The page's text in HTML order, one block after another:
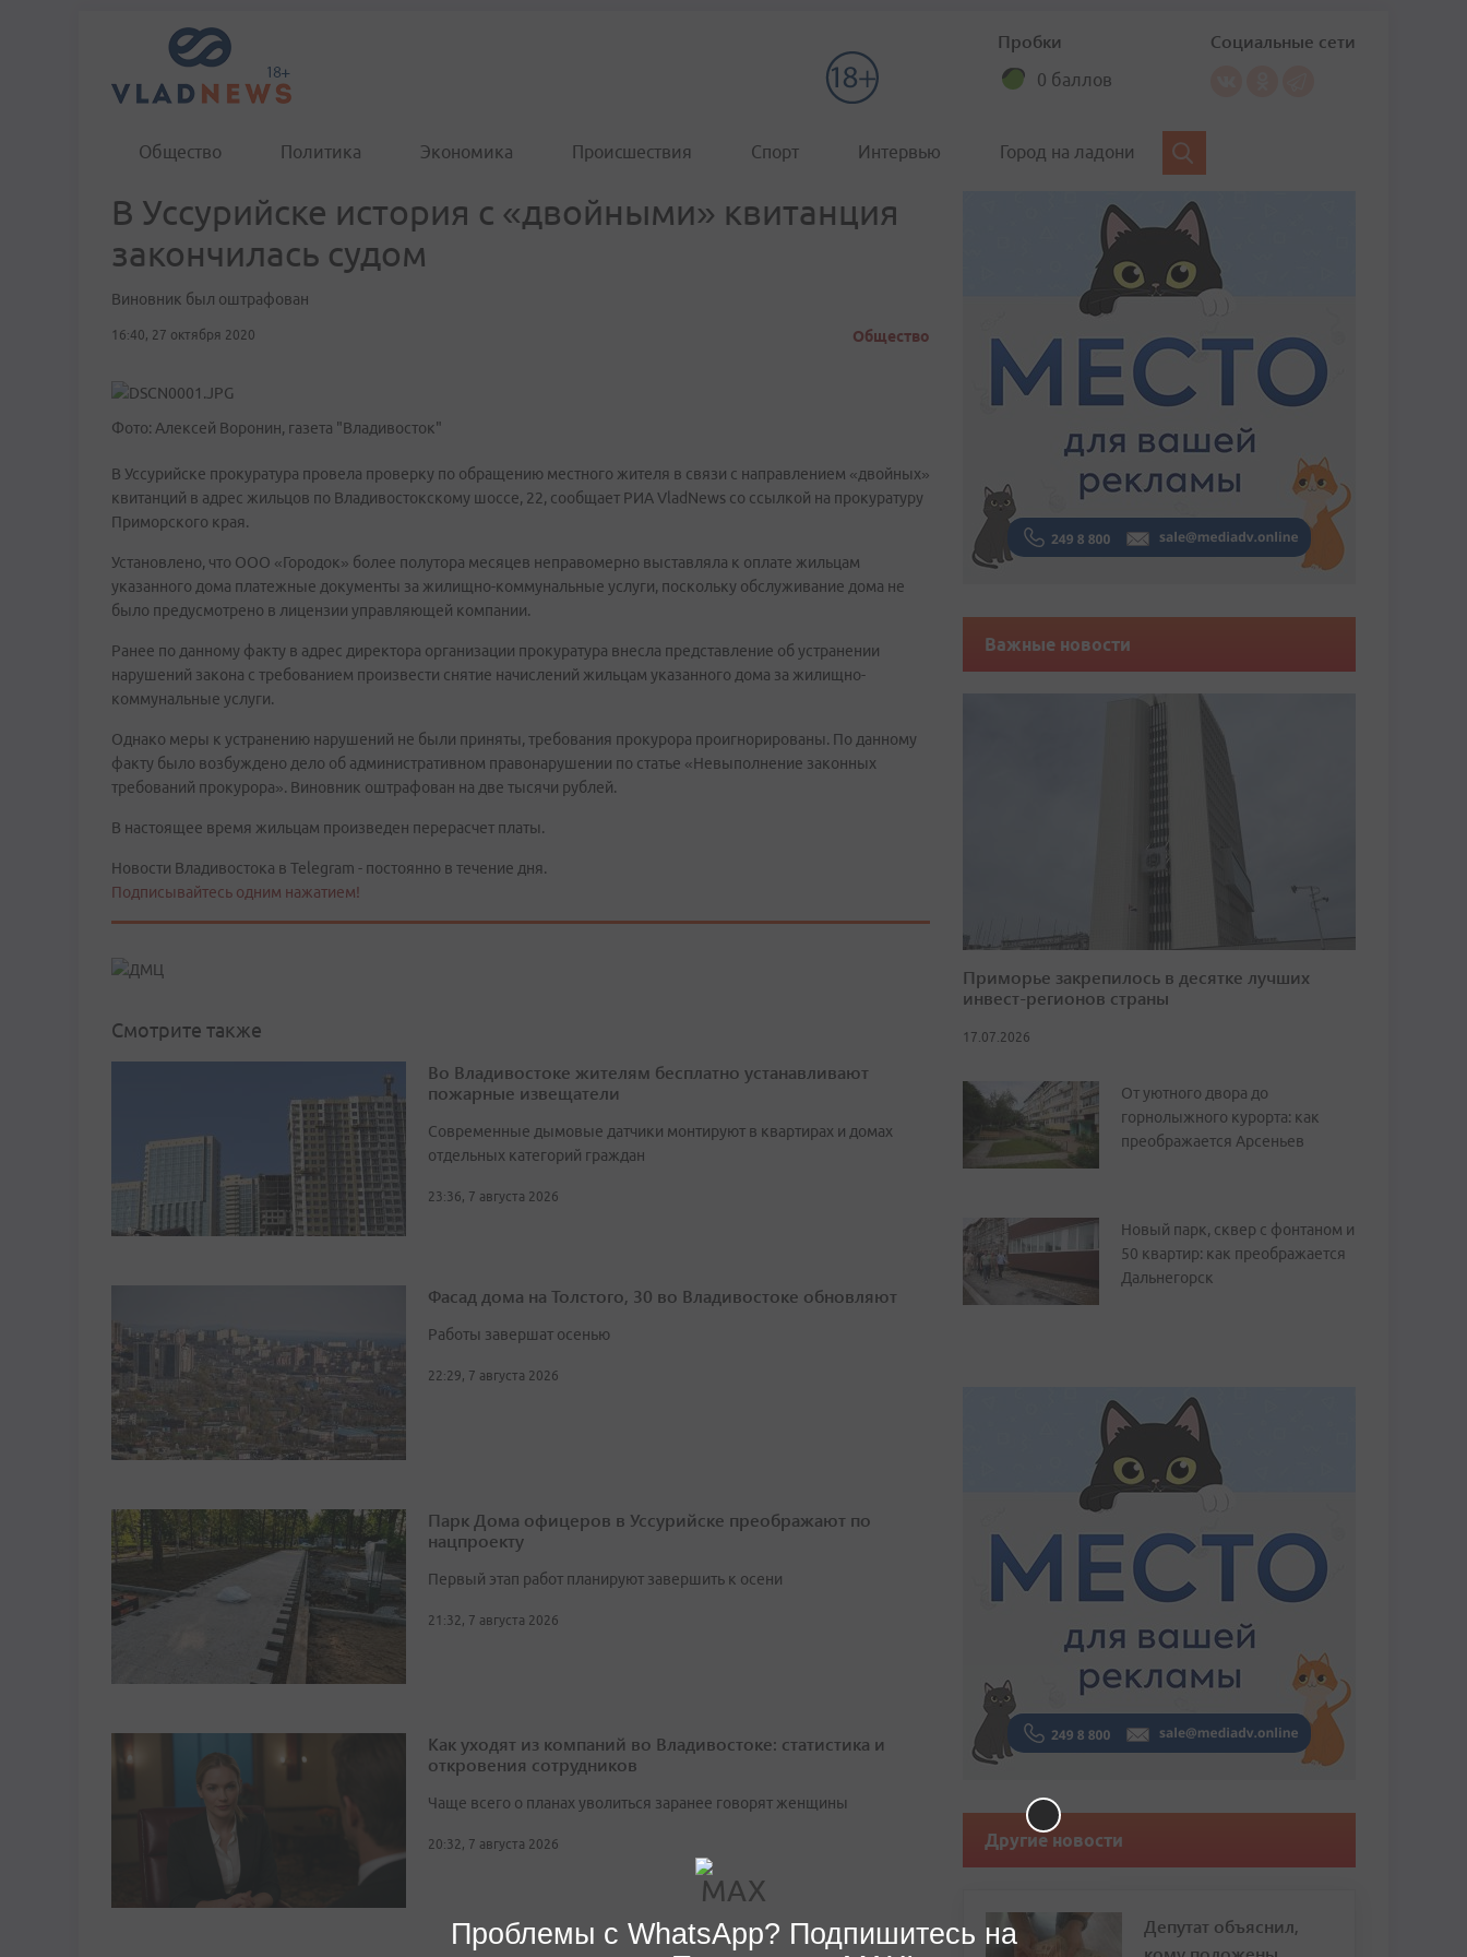
Пробки
0 баллов
Социальные сети
Общество Политика Экономика Происшествия Спорт Интервью Город на ладони
В Уссурийске история с «двойными» квитанция
закончилась судом
Виновник был оштрафован
16:40, 27 октября 2020 Общество
Фото: Алексей Воронин, газета "Владивосток"
В Уссурийске прокуратура провела проверку по обращению местного жителя в связи с направлением «двойных»
квитанций в адрес жильцов по Владивостокскому шоссе, 22, сообщает РИА VladNews со ссылкой на прокуратуру
Приморского края.
Установлено, что ООО «Городок» более полутора месяцев неправомерно выставляла к оплате жильцам
указанного дома платежные документы за жилищно-коммунальные услуги, поскольку обслуживание дома не
было предусмотрено в лицензии управляющей компании.
Ранее по данному факту в адрес директора организации прокуратура внесла представление об устранении
нарушений закона с требованием произвести снятие начислений жильцам указанного дома за жилищно-
коммунальные услуги.
Однако меры к устранению нарушений не были приняты, требования прокурора проигнорированы. По данному
факту было возбуждено дело об административном правонарушении по статье «Невыполнение законных
требований прокурора». Виновник оштрафован на две тысячи рублей.
В настоящее время жильцам произведен перерасчет платы.
Новости Владивостока в Telegram - постоянно в течение дня.
Подписывайтесь одним нажатием!
Смотрите также
Во Владивостоке жителям бесплатно устанавливают
пожарные извещатели
Современные дымовые датчики монтируют в квартирах и домах
отдельных категорий граждан
23:36, 7 августа 2026
Фасад дома на Толстого, 30 во Владивостоке обновляют
Работы завершат осенью
22:29, 7 августа 2026
Парк Дома офицеров в Уссурийске преображают по
нацпроекту
Первый этап работ планируют завершить к осени
21:32, 7 августа 2026
Как уходят из компаний во Владивостоке: статистика и
откровения сотрудников
Чаще всего о планах уволиться заранее говорят женщины
20:32, 7 августа 2026
Важные новости
Приморье закрепилось в десятке лучших
инвест-регионов страны
17.07.2026
От уютного двора до
горнолыжного курорта: как
преображается Арсеньев
Новый парк, сквер с фонтаном и
50 квартир: как преображается
Дальнегорск
Другие новости
Депутат объяснил,
Проблемы с WhatsApp? Подпишитесь на